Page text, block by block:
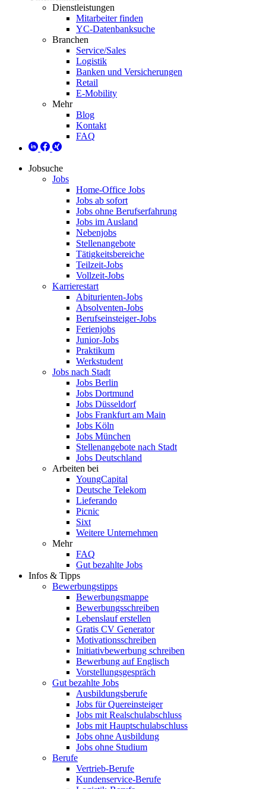
Dienstleistungen
Mitarbeiter finden
YC-Datenbanksuche
Branchen
Service/Sales
Logistik
Banken und Versicherungen
Retail
E-Mobility
Mehr
Blog
Kontakt
FAQ
Jobsuche
Jobs
Home-Office Jobs
Jobs ab sofort
Jobs ohne Berufserfahrung
Jobs im Ausland
Nebenjobs
Stellenangebote
Tätigkeitsbereiche
Teilzeit-Jobs
Vollzeit-Jobs
Karrierestart
Abiturienten-Jobs
Absolventen-Jobs
Berufseinsteiger-Jobs
Ferienjobs
Junior-Jobs
Praktikum
Werkstudent
Jobs nach Stadt
Jobs Berlin
Jobs Dortmund
Jobs Düsseldorf
Jobs Frankfurt am Main
Jobs Köln
Jobs München
Stellenangebote nach Stadt
Jobs Deutschland
Arbeiten bei
YoungCapital
Deutsche Telekom
Lieferando
Picnic
Sixt
Weitere Unternehmen
Mehr
FAQ
Gut bezahlte Jobs
Infos & Tipps
Bewerbungstipps
Bewerbungsmappe
Bewerbungsschreiben
Lebenslauf erstellen
Gratis CV Generator
Motivationsschreiben
Initiativbewerbung schreiben
Bewerbung auf Englisch
Vorstellungsgespräch
Gut bezahlte Jobs
Ausbildungsberufe
Jobs für Quereinsteiger
Jobs mit Realschulabschluss
Jobs mit Hauptschulabschluss
Jobs ohne Ausbildung
Jobs ohne Studium
Berufe
Vertrieb-Berufe
Kundenservice-Berufe